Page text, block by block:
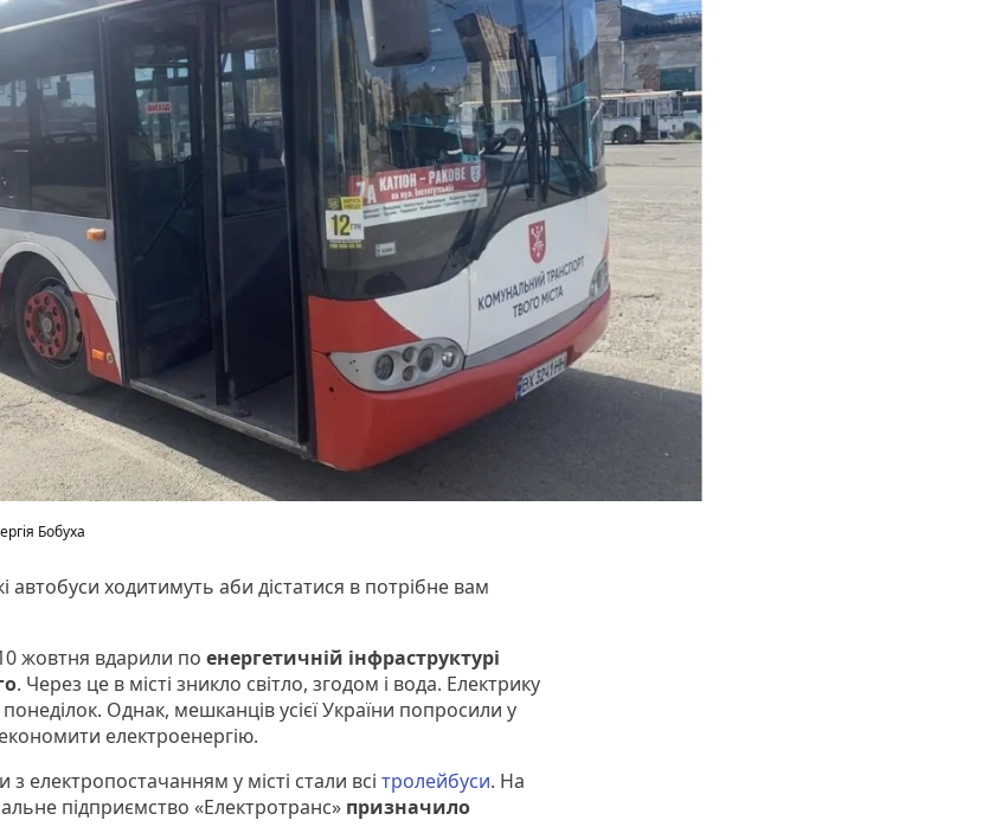
Бобуха
автобуси ходитимуть аби дістатися в потрібне вам
жовтня вдарили по енергетичній інфраструктурі
. Через це в місті зникло світло, згодом і вода. Електрику
Однак, мешканців усієї України попросили у
електроенергію.
електропостачанням у місті стали всі тролейбуси. На
підприємство «Електротранс» призначило